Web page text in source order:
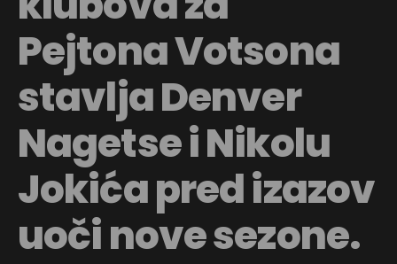
Pejtona Votsona
stavlja Denver
Nagetse i Nikolu
Jokića pred izazov
uoči nove sezone.